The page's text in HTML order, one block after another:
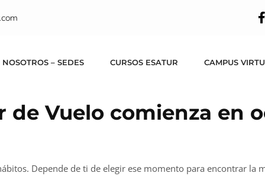
– SEDES CURSOS ESATUR CAMPUS
de Vuelo comienza en
Depende de ti de elegir ese momento para encontrar la